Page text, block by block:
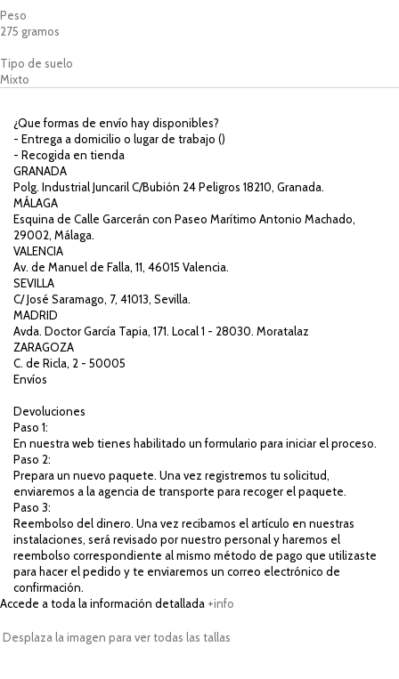
Peso
275 gramos
Tipo de suelo
Mixto
¿Que formas de envío hay disponibles?
- Entrega a domicilio o lugar de trabajo ()
- Recogida en tienda
GRANADA
Polg. Industrial Juncaril C/Bubión 24 Peligros 18210, Granada.
MÁLAGA
Esquina de Calle Garcerán con Paseo Marítimo Antonio Machado,
29002, Málaga.
VALENCIA
Av. de Manuel de Falla, 11, 46015 Valencia.
SEVILLA
C/ José Saramago, 7, 41013, Sevilla.
MADRID
Avda. Doctor García Tapia, 171. Local 1 - 28030. Moratalaz
ZARAGOZA
C. de Ricla, 2 - 50005
Envíos
Devoluciones
Paso 1:
En nuestra web tienes habilitado un formulario para iniciar el proceso.
Paso 2:
Prepara un nuevo paquete. Una vez registremos tu solicitud,
enviaremos a la agencia de transporte para recoger el paquete.
Paso 3:
Reembolso del dinero. Una vez recibamos el artículo en nuestras
instalaciones, será revisado por nuestro personal y haremos el
reembolso correspondiente al mismo método de pago que utilizaste
para hacer el pedido y te enviaremos un correo electrónico de
confirmación.
Accede a toda la información detallada +info
Desplaza la imagen para ver todas las tallas